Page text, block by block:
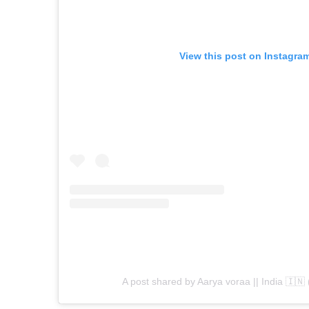
View this post on
A post shared by Aarya voraa || India 🇮🇳